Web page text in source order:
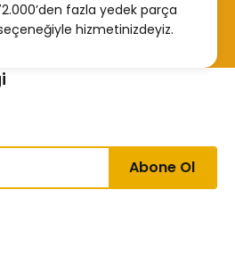
fazla yedek parça
hizmetinizdeyiz.
Abone Ol